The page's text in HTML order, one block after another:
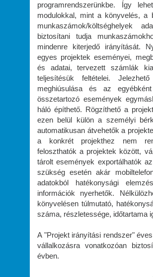
programrendszerünkbe. Így
modulokkal, mint a könyvelés, a
munkaszámok/költséghelyek
biztosítani tudja
mindenre kiterjedő irányítását.
egyes projektek eseményei,
és adatai, tervezett számlák
teljesítésük feltételei.
meghiúsulása és az
összetartozó események
háló építhető. Rögzíthető a
ezen belül külön a személyi
automatikusan átvehetők a
a konkrét projekthez nem
feloszthatók a projektek között,
tárolt események exportálhatók
szükség esetén akár
adatokból hatékonysági
információk nyerhetők.
könyvelésen túlmutató,
száma, részletessége, időtartama
A "Projekt irányítási rendszer"
vállalkozásra vonatkozóan
évben.